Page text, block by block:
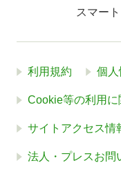
スマー
利用規約 個
Cookie等の利用
サイトアクセス情
法人・プレスお問